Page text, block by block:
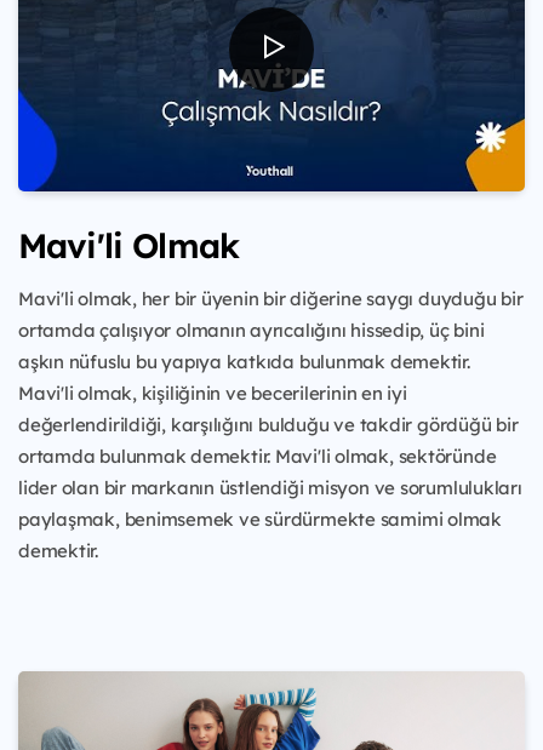
Mavi'li Olmak
Mavi'li olmak, her bir üyenin bir diğerine saygı duyduğu bir
ortamda çalışıyor olmanın ayrıcalığını hissedip, üç bini
aşkın nüfuslu bu yapıya katkıda bulunmak demektir.
Mavi'li olmak, kişiliğinin ve becerilerinin en iyi
değerlendirildiği, karşılığını bulduğu ve takdir gördüğü bir
ortamda bulunmak demektir. Mavi'li olmak, sektöründe
lider olan bir markanın üstlendiği misyon ve sorumlulukları
paylaşmak, benimsemek ve sürdürmekte samimi olmak
demektir.